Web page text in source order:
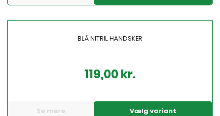
BLÅ NITRIL HANDSKER
119,00 kr.
Se mere Vælg variant